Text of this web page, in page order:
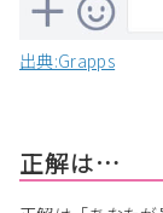
出典:Grapps
正解は…